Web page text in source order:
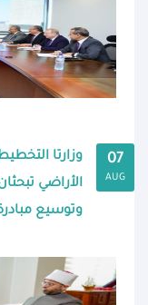
07
AUG
وزارتا
وتوسيع